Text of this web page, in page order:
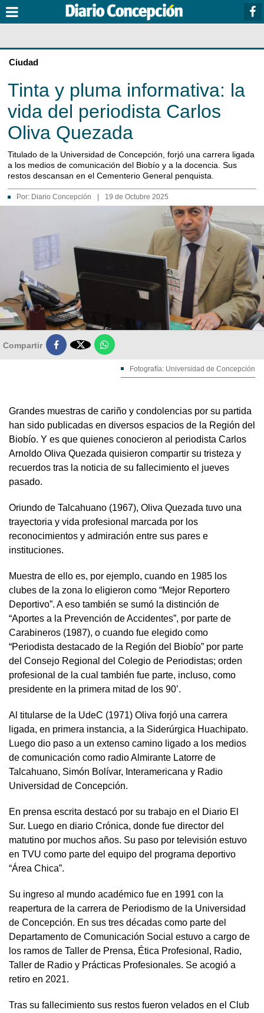
Ciudad
Tinta y pluma informativa: la
vida del periodista Carlos
Oliva Quezada
Titulado de la Universidad de Concepción, forjó una carrera ligada
a los medios de comunicación del Biobío y a la docencia. Sus
restos descansan en el Cementerio General penquista.
Por: Diario Concepción 19 de Octubre 2025
Compartir 
Fotografía: Universidad de Concepción
Grandes muestras de cariño y condolencias por su partida
han sido publicadas en diversos espacios de la Región del
Biobío. Y es que quienes conocieron al periodista Carlos
Arnoldo Oliva Quezada quisieron compartir su tristeza y
recuerdos tras la noticia de su fallecimiento el jueves
pasado.
Oriundo de Talcahuano (1967), Oliva Quezada tuvo una
trayectoria y vida profesional marcada por los
reconocimientos y admiración entre sus pares e
instituciones.
Muestra de ello es, por ejemplo, cuando en 1985 los
clubes de la zona lo eligieron como “Mejor Reportero
Deportivo”. A eso también se sumó la distinción de
“Aportes a la Prevención de Accidentes”, por parte de
Carabineros (1987), o cuando fue elegido como
“Periodista destacado de la Región del Biobío” por parte
del Consejo Regional del Colegio de Periodistas; orden
profesional de la cual también fue parte, incluso, como
presidente en la primera mitad de los 90’.
Al titularse de la UdeC (1971) Oliva forjó una carrera
ligada, en primera instancia, a la Siderúrgica Huachipato.
Luego dio paso a un extenso camino ligado a los medios
de comunicación como radio Almirante Latorre de
Talcahuano, Simón Bolívar, Interamericana y Radio
Universidad de Concepción.
En prensa escrita destacó por su trabajo en el Diario El
Sur. Luego en diario Crónica, donde fue director del
matutino por muchos años. Su paso por televisión estuvo
en TVU como parte del equipo del programa deportivo
“Área Chica”.
Su ingreso al mundo académico fue en 1991 con la
reapertura de la carrera de Periodismo de la Universidad
de Concepción. En sus tres décadas como parte del
Departamento de Comunicación Social estuvo a cargo de
los ramos de Taller de Prensa, Ética Profesional, Radio,
Taller de Radio y Prácticas Profesionales. Se acogió a
retiro en 2021.
Tras su fallecimiento sus restos fueron velados en el Club